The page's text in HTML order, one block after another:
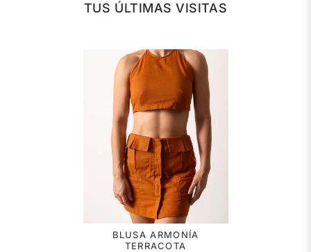
TUS ÚLTIMAS VISITAS
BLUSA ARMONÍA
TERRACOTA